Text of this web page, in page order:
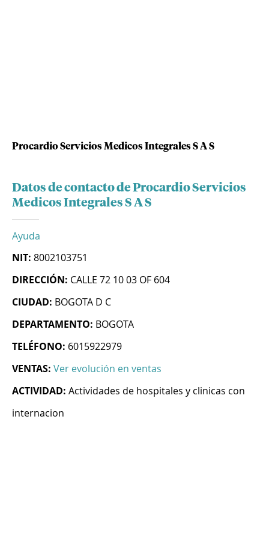
Procardio Servicios Medicos Integrales S A S
Datos de contacto de Procardio Servicios
Medicos Integrales S A S
Ayuda
NIT: 8002103751
DIRECCIÓN: CALLE 72 10 03 OF 604
CIUDAD: BOGOTA D C
DEPARTAMENTO: BOGOTA
TELÉFONO: 6015922979
VENTAS: Ver evolución en ventas
ACTIVIDAD: Actividades de hospitales y clinicas con
internacion